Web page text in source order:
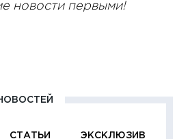
новости первыми!
СТАТЬИ ЭКСКЛЮЗИВ